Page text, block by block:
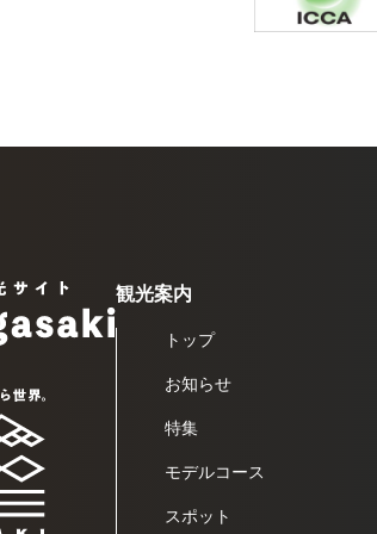
観光案内
トップ
お知らせ
特集
モデルコース
スポット